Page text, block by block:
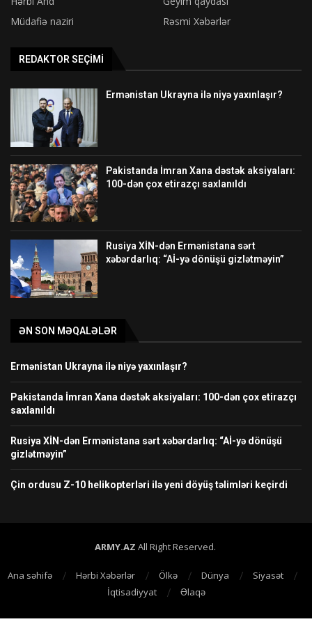
Müdafiə naziri
Rəsmi Xəbərlər
REDAKTOR SEÇIMI
Ermənistan Ukrayna ilə niyə yaxınlaşır?
Pakistanda İmran Xana dəstək aksiyaları:
100-dən çox etirazçı saxlanıldı
Rusiya XİN-dən Ermənistana sərt
xəbərdarlıq: “Aİ-yə dönüşü gizlətməyin”
ƏN SON MƏQALƏLƏR
Ermənistan Ukrayna ilə niyə yaxınlaşır?
Pakistanda İmran Xana dəstək aksiyaları: 100-dən çox etirazçı
saxlanıldı
Rusiya XİN-dən Ermənistana sərt xəbərdarlıq: “Aİ-yə dönüşü
gizlətməyin”
Çin ordusu Z-10 helikopterləri ilə yeni döyüş təlimləri keçirdi
ARMY.AZ All Right Reserved.
Ana səhifə Hərbi Xəbərlər Ölkə Dünya
Siyasət
İqtisadiyyat
Əlaqə